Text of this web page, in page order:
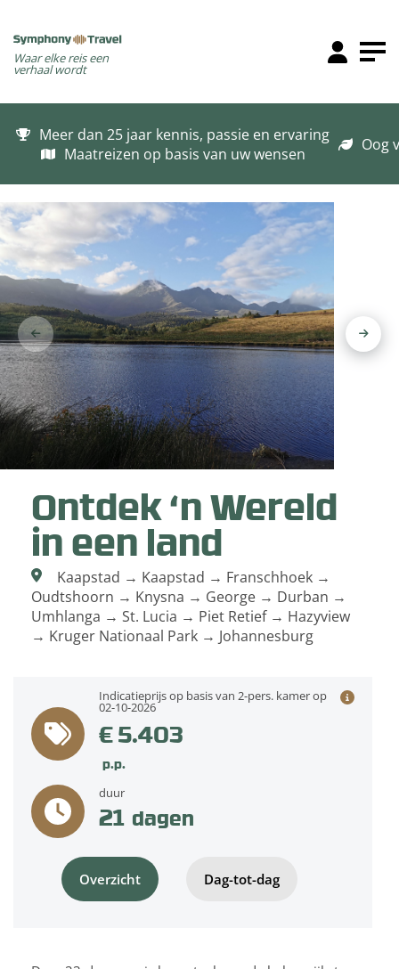
Waar elke reis een
verhaal wordt
Meer dan 25 jaar kennis, passie en ervaring
Maatreizen op basis van uw wensen
Oog
Ontdek ‘n Wereld
in een land
Kaapstad → Kaapstad → Franschhoek →
Oudtshoorn → Knysna → George → Durban →
Umhlanga → St. Lucia → Piet Retief → Hazyview
→ Kruger Nationaal Park → Johannesburg
Overzicht Dag-tot-dag
Indicatieprijs op basis van 2-pers. kamer op
02-10-2026
€ 5.403
p.p.
duur
21 dagen